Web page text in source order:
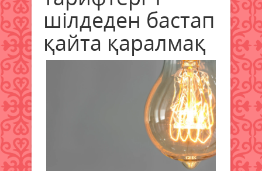
шілдеден бастап
қайта қаралмақ